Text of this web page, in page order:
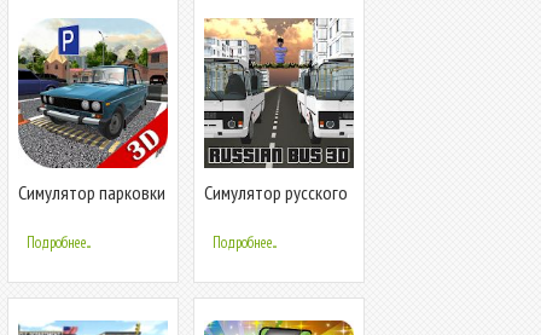
Симулятор парковки
Подробнее...
Симулятор русского
Подробнее...